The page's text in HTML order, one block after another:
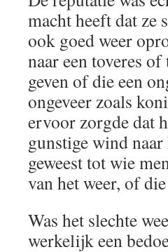
macht heeft dat ze
ook goed weer
naar een toveres
geven of die een
ongeveer zoals
ervoor zorgde dat
gunstige wind
geweest tot wie
van het weer, of
Was het slechte
werkelijk een